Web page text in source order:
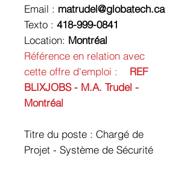
Email : matrudel@globatech.ca
Texto : 418-999-0841
Location: Montréal
Référence en relation avec
cette offre d'emploi :
REF
BLIXJOBS - M.A. Trudel -
Montréal
Titre du poste : Chargé de
Projet - Système de Sécurité